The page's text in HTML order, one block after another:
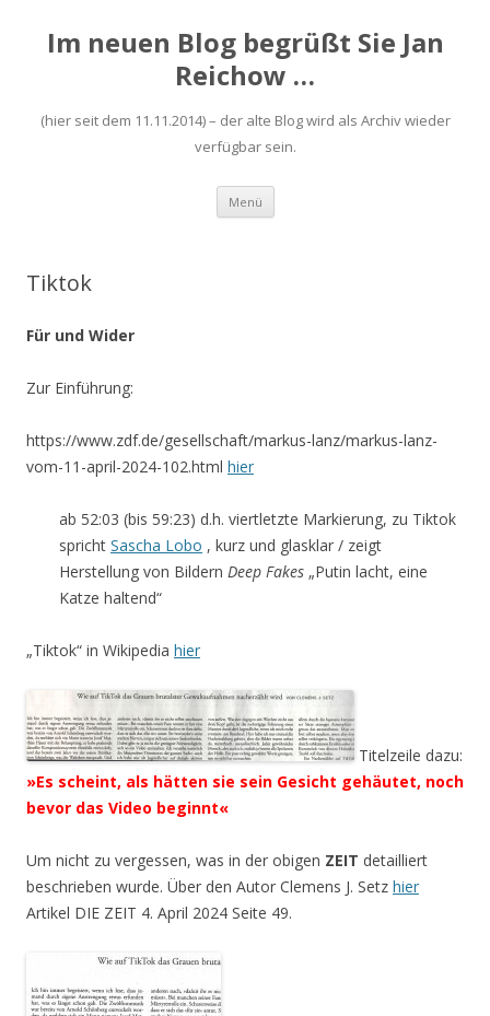
Im neuen Blog begrüßt Sie Jan
Reichow …
(hier seit dem 11.11.2014) – der alte Blog wird als Archiv wieder
verfügbar sein.
Menü Zum
springen
Tiktok
Für und Wider
Zur Einführung:
https://www.zdf.de/gesellschaft/markus-lanz/markus-lanz-
vom-11-april-2024-102.html hier
ab 52:03 (bis 59:23) d.h. viertletzte Markierung, zu Tiktok
spricht Sascha Lobo , kurz und glasklar / zeigt
Herstellung von Bildern Deep Fakes „Putin lacht, eine
Katze haltend“
„Tiktok“ in Wikipedia hier
Titelzeile dazu:
»Es scheint, als hätten sie sein Gesicht gehäutet, noch
bevor das Video beginnt«
Um nicht zu vergessen, was in der obigen ZEIT detailliert
beschrieben wurde. Über den Autor Clemens J. Setz hier
Artikel DIE ZEIT 4. April 2024 Seite 49.